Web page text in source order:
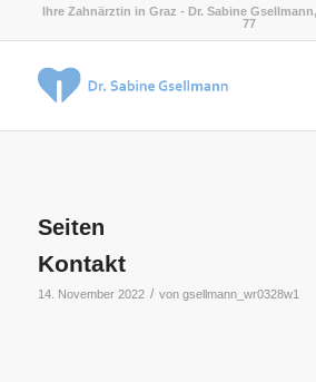
Ihre Zahnärztin in Graz - Dr. Sabine
77
Seiten
Kontakt
14. November 2022 / von gsellmann_wr0328w1